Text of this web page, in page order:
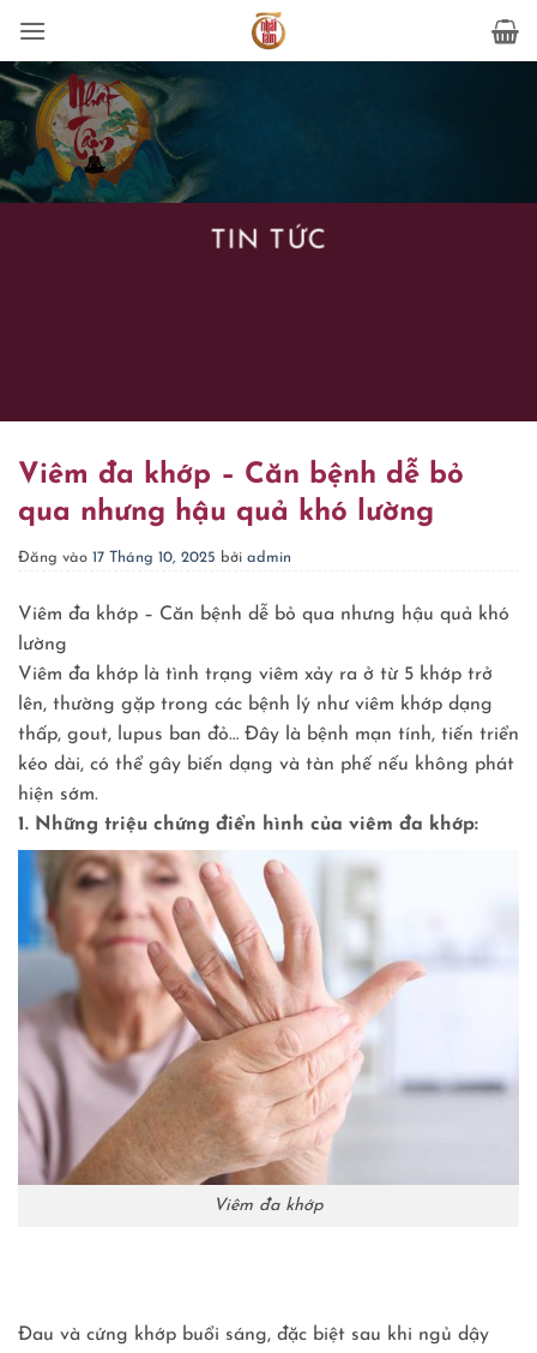
qua
nội
dung
TIN TỨC
Viêm đa khớp – Căn bệnh dễ bỏ
qua nhưng hậu quả khó lường
Đăng vào 17 Tháng 10, 2025 bởi admin
Viêm đa khớp – Căn bệnh dễ bỏ qua nhưng hậu quả khó
lường
Viêm đa khớp là tình trạng viêm xảy ra ở từ 5 khớp trở
lên, thường gặp trong các bệnh lý như viêm khớp dạng
thấp, gout, lupus ban đỏ… Đây là bệnh mạn tính, tiến triển
kéo dài, có thể gây biến dạng và tàn phế nếu không phát
hiện sớm.
1. Những triệu chứng điển hình của viêm đa khớp:
Viêm đa khớp
Đau và cứng khớp buổi sáng, đặc biệt sau khi ngủ dậy